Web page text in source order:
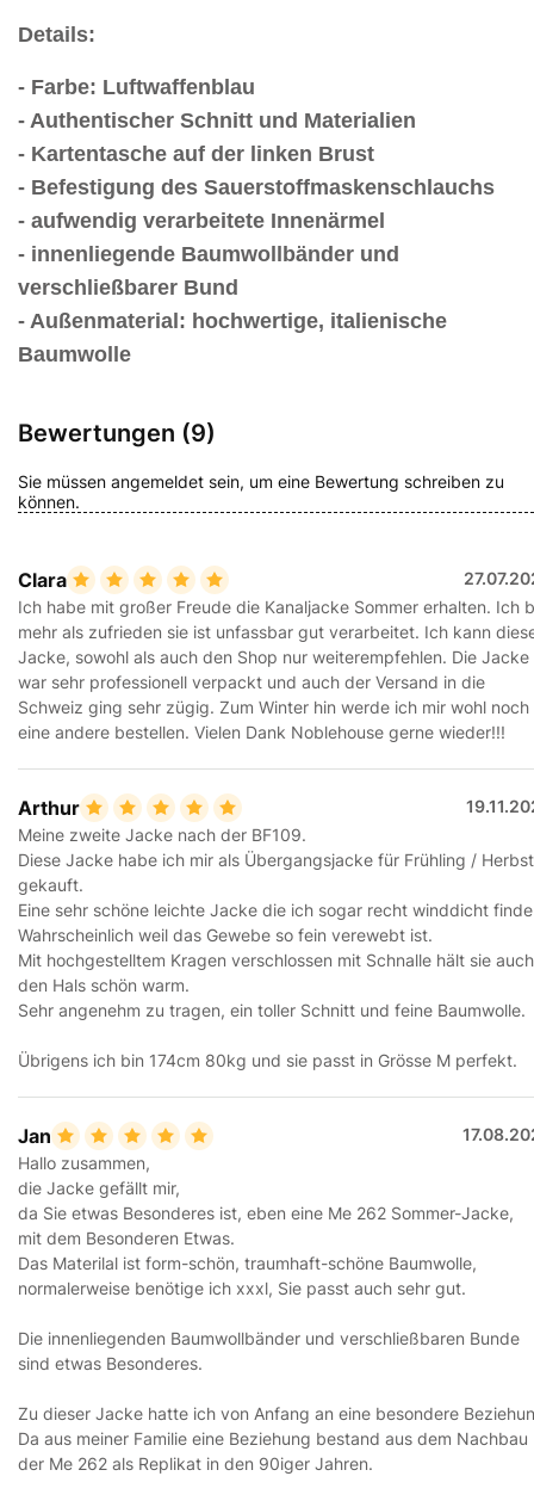
Details:
- Farbe: Luftwaffenblau
- Authentischer Schnitt und Materialien
- Kartentasche auf der linken Brust
- Befestigung des Sauerstoffmaskenschlauchs
- aufwendig verarbeitete Innenärmel
- innenliegende Baumwollbänder und
verschließbarer Bund
- Außenmaterial: hochwertige, italienische
Baumwolle
Bewertungen (9)
Sie müssen angemeldet sein, um eine Bewertung schreiben zu
können.
Clara
Ich habe mit großer Freude die Kanaljacke Sommer erhalten. Ich
mehr als zufrieden sie ist unfassbar gut verarbeitet. Ich kann
Jacke, sowohl als auch den Shop nur weiterempfehlen. Die Jacke
war sehr professionell verpackt und auch der Versand in die
Schweiz ging sehr zügig. Zum Winter hin werde ich mir wohl noch
eine andere bestellen. Vielen Dank Noblehouse gerne wieder!!!
Arthur
Meine zweite Jacke nach der BF109.
Diese Jacke habe ich mir als Übergangsjacke für Frühling / Herbst
gekauft.
Eine sehr schöne leichte Jacke die ich sogar recht winddicht
Wahrscheinlich weil das Gewebe so fein verewebt ist.
Mit hochgestelltem Kragen verschlossen mit Schnalle hält sie auch
den Hals schön warm.
Sehr angenehm zu tragen, ein toller Schnitt und feine Baumwolle.
Übrigens ich bin 174cm 80kg und sie passt in Grösse M perfekt.
Jan
Hallo zusammen,
die Jacke gefällt mir,
da Sie etwas Besonderes ist, eben eine Me 262 Sommer-Jacke,
mit dem Besonderen Etwas.
Das Materilal ist form-schön, traumhaft-schöne Baumwolle,
normalerweise benötige ich xxxl, Sie passt auch sehr gut.
Die innenliegenden Baumwollbänder und verschließbaren Bunde
sind etwas Besonderes.
Zu dieser Jacke hatte ich von Anfang an eine besondere
Da aus meiner Familie eine Beziehung bestand aus dem Nachbau
der Me 262 als Replikat in den 90iger Jahren.